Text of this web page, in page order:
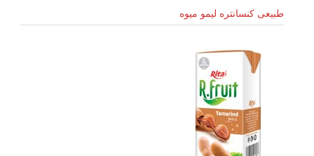
طبیعی کنسانتره لیمو میوه